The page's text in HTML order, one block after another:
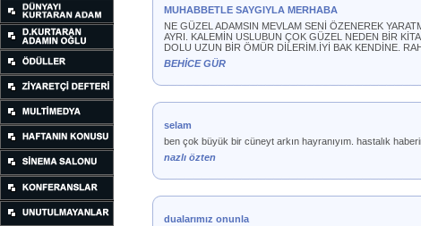
MUHABBETLE SAYGIYLA MERHABA
NE GÜZEL ADAMSIN MEVLAM SENİ ÖZENEREK
AYRI. KALEMİN USLUBUN ÇOK GÜZEL NEDEN BİR
DOLU UZUN BİR ÖMÜR DİLERİM.İYİ BAK KENDİNE.
BEHİCE GÜR
selam
ben çok büyük bir cüneyt arkın hayranıyım. hastalık
nazlı özten
dualarımız onunla